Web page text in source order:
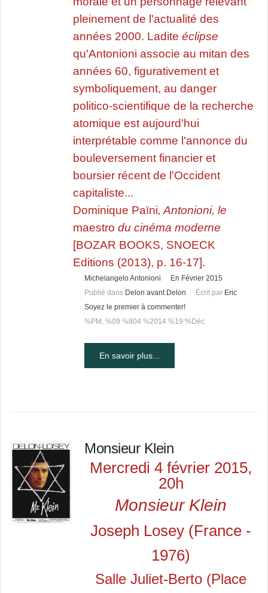
pleinement de l'actualité des
années 2000. Laditeéclipse
qu'Antonioni associe au mitan des
années 60, figurativement et
symboliquement, au danger
politico-scientifique de la recherche
atomique est aujourd'hui
interprétable comme l'annonce du
bouleversement financier et
boursier récent de l'Occident
capitaliste...
Dominique Païni, Antonioni, le
maestro du cinéma moderne
[BOZAR BOOKS, SNOECK
Editions (2013), p. 16-17].
Michelangelo Antonioni
En Février 2015
Publié dans Delon avant Delon Écrit par Eric
Soyez le premier à commenter!
%PM, %09 %804 %2014 %19:%Déc
En savoir plus...
Monsieur Klein
Mercredi 4 février 2015,
20h
Monsieur Klein
Joseph Losey (France -
1976)
Salle Juliet-Berto (Place